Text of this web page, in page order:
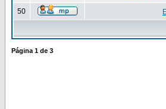
50
Página 1 de 3